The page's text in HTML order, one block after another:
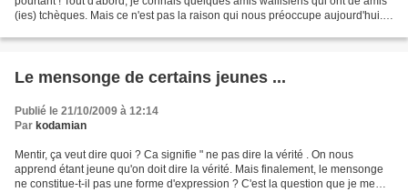
(ies) tchèques. Mais ce n'est pas la raison qui nous préoccupe aujourd'hui.
Le mensonge de certains jeunes ...
Publié le 21/10/2009 à 12:14
Par kodamian
Mentir, ça veut dire quoi ? Ca signifie " ne pas dire la vérité . On nous
apprend étant jeune qu'on doit dire la vérité. Mais finalement, le mensonge
ne constitue-t-il pas une forme d'expression ? C'est la question que je me